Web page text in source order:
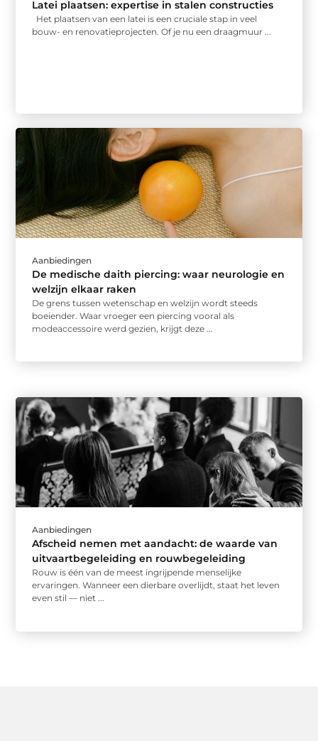
Latei plaatsen: expertise in stalen constructies
Het plaatsen van een latei is een cruciale stap in veel
bouw- en renovatieprojecten. Of je nu een draagmuur ...
Aanbiedingen
De medische daith piercing: waar neurologie en
welzijn elkaar raken
De grens tussen wetenschap en welzijn wordt steeds
boeiender. Waar vroeger een piercing vooral als
modeaccessoire werd gezien, krijgt deze ...
Aanbiedingen
Afscheid nemen met aandacht: de waarde van
uitvaartbegeleiding en rouwbegeleiding
Rouw is één van de meest ingrijpende menselijke
ervaringen. Wanneer een dierbare overlijdt, staat het leven
even stil — niet ...